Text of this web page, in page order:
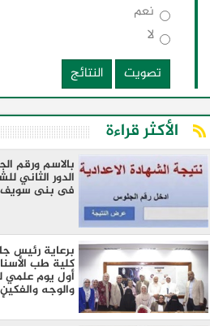
نعم
لا
تصويت
النتائج
الأكثر قراءة
بالاسم ورقم
الدور الثاني
فى بنى سويف
برعاية رئيس
كلية طب
أول يوم علمي
والوجه
نخبة من كبار